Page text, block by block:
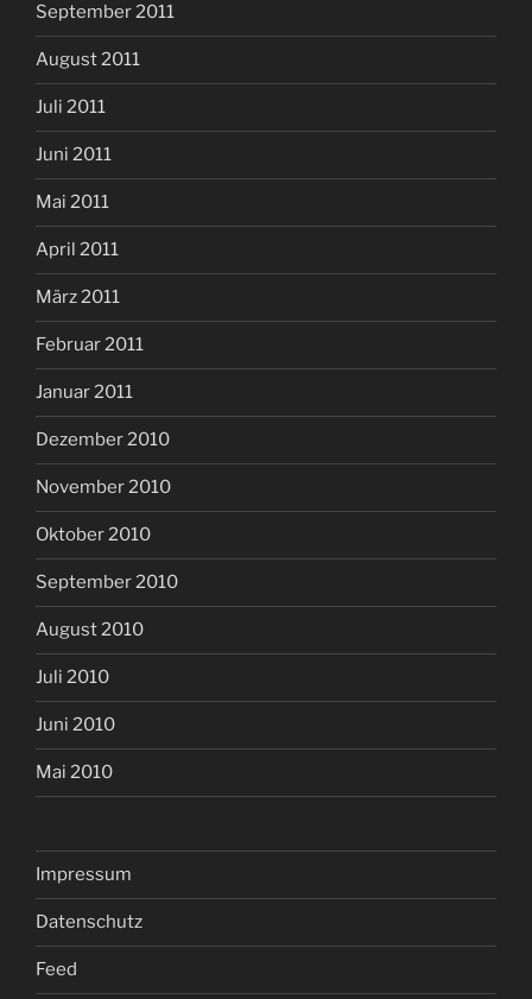
September 2011
August 2011
Juli 2011
Juni 2011
Mai 2011
April 2011
März 2011
Februar 2011
Januar 2011
Dezember 2010
November 2010
Oktober 2010
September 2010
August 2010
Juli 2010
Juni 2010
Mai 2010
Impressum
Datenschutz
Feed